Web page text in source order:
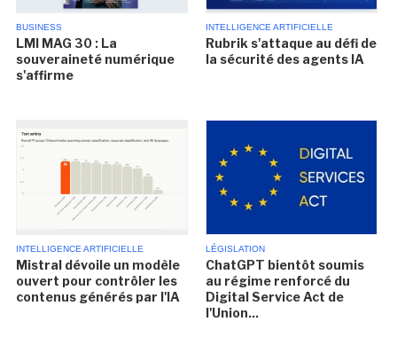
BUSINESS
LMI MAG 30 : La
souveraineté numérique
s'affirme
INTELLIGENCE ARTIFICIELLE
Rubrik s'attaque au défi de
la sécurité des agents IA
INTELLIGENCE ARTIFICIELLE
Mistral dévoile un modèle
ouvert pour contrôler les
contenus générés par l'IA
LÉGISLATION
ChatGPT bientôt soumis
au régime renforcé du
Digital Service Act de
l'Union...